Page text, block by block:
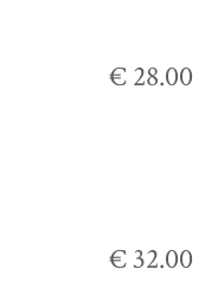
€ 28.00
€ 32.00